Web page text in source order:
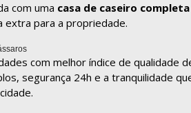
com uma casa de caseiro completa
extra para a propriedade.
com melhor índice de qualidade
segurança 24h e a tranquilidade